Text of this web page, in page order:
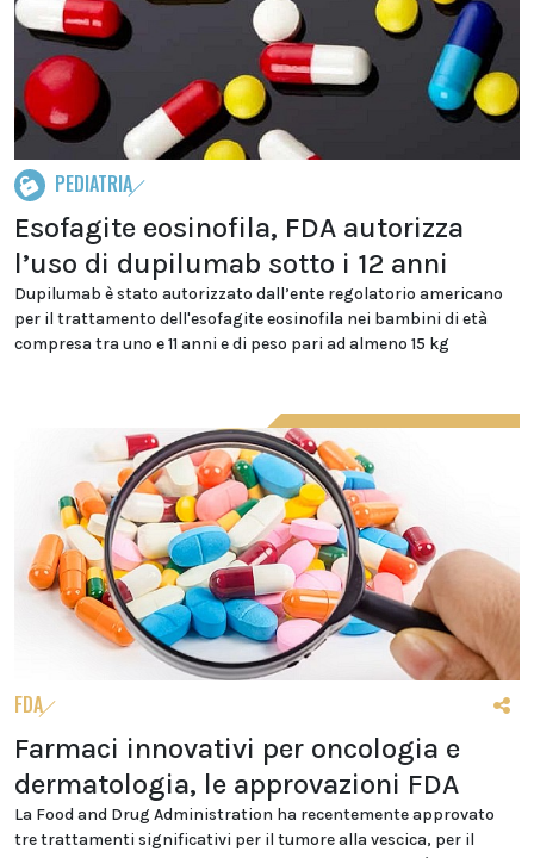
PEDIATRIA
Esofagite eosinofila, FDA autorizza
l’uso di dupilumab sotto i 12 anni
Dupilumab è stato autorizzato dall’ente regolatorio americano
per il trattamento dell'esofagite eosinofila nei bambini di età
compresa tra uno e 11 anni e di peso pari ad almeno 15 kg
FDA
Farmaci innovativi per oncologia e
dermatologia, le approvazioni FDA
La Food and Drug Administration ha recentemente approvato
tre trattamenti significativi per il tumore alla vescica, per il